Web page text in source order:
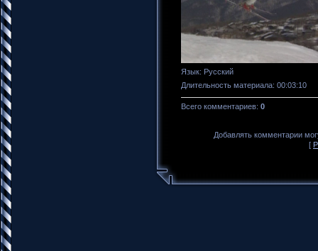
Язык: Русский
Длительность материала: 00:03:10
Всего комментариев: 0
Добавлять комментарии
[